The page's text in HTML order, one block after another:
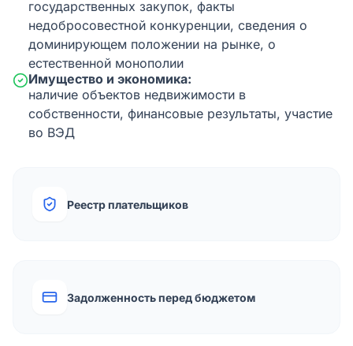
государственных закупок, факты
недобросовестной конкуренции, сведения о
доминирующем положении на рынке, о
естественной монополии
Имущество и экономика:
наличие объектов недвижимости в
собственности, финансовые результаты, участие
во ВЭД
Реестр плательщиков
Задолженность перед бюджетом